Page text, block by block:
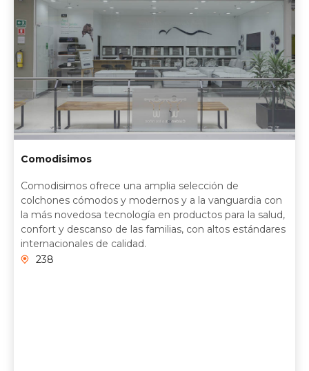
Comodisimos
Comodisimos ofrece una amplia selección de
colchones cómodos y modernos y a la vanguardia con
la más novedosa tecnología en productos para la salud,
confort y descanso de las familias, con altos estándares
internacionales de calidad.
238